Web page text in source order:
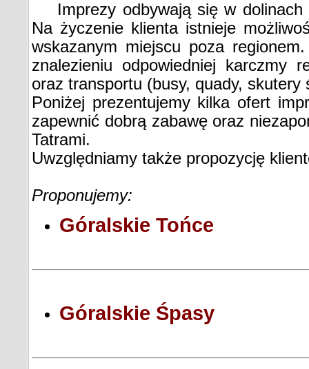
Imprezy odbywają się w dolinach
Na życzenie klienta istnieje
wskazanym miejscu poza
znalezieniu odpowiedniej karczmy
oraz transportu (busy, quady,
Poniżej prezentujemy kilka ofert
zapewnić dobrą zabawę oraz
Tatrami.
Uwzględniamy także propozycję
Proponujemy:
Góralskie Tońce
Góralskie Śpasy